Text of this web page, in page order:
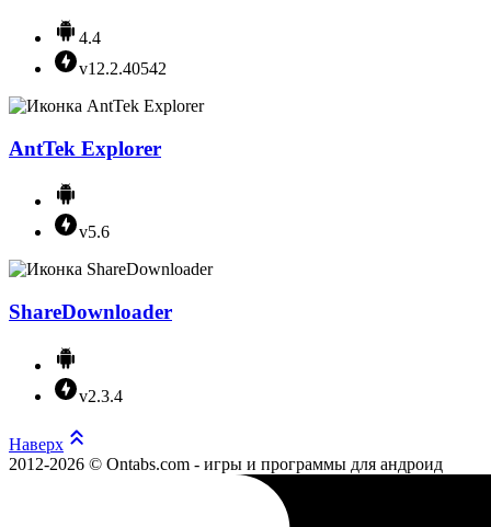
4.4
v12.2.40542
AntTek Explorer
v5.6
ShareDownloader
v2.3.4
Наверх
2012-2026 © Ontabs.com - игры и программы для андроид